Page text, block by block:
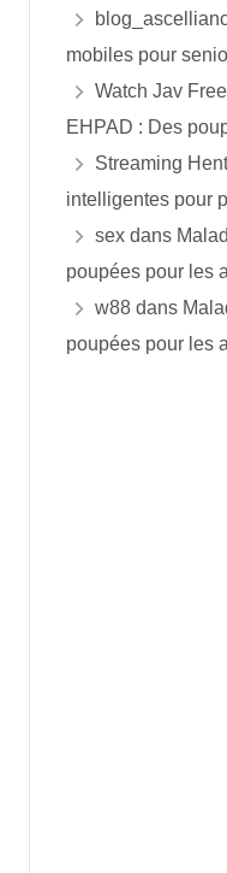
mobiles pour
Watch Jav
EHPAD : Des
Streaming
intelligentes pour
sexdans
poupées pour les
w88dans
poupées pour les